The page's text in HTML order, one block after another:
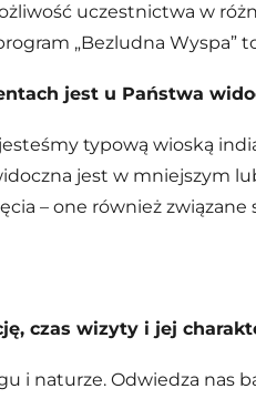
uczestnictwa w
„Bezludna
jest u Państwa
typową wioską
jest w mniejszym
– one również
czas wizyty i jej
i naturze. Odwiedza nas